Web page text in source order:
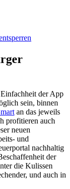
der App
sein, binnen
an das jeweils
profitieren auch
neuen
und
nachhaltig
der
die Kulissen
und auch in